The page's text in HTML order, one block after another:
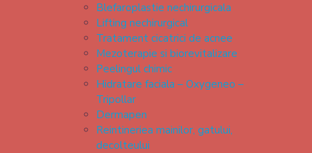
Blefaroplastie nechirurgicala
Lifting nechirurgical
Tratament cicatrici de acnee
Mezoterapie si biorevitalizare
Peelingul chimic
Hidratare faciala – Oxygeneo –
Tripollar
Dermapen
Reintineriea mainilor, gatului,
decolteului